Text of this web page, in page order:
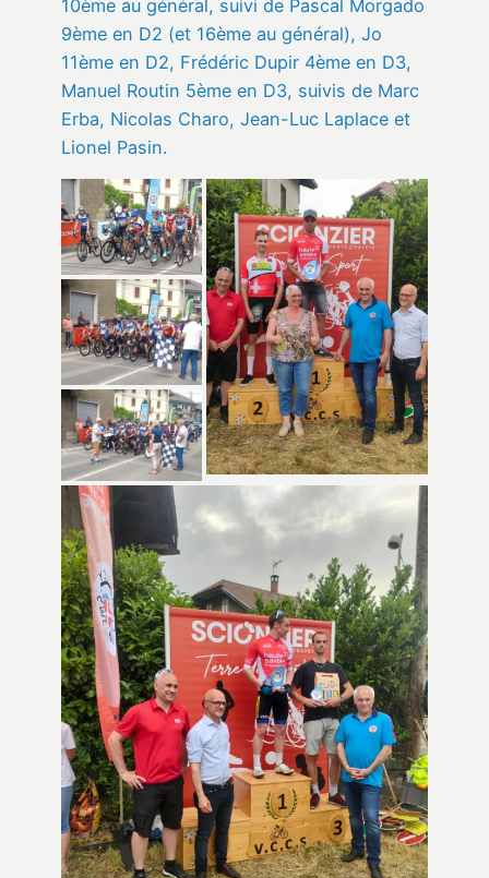
10ème au général, suivi de Pascal Morgado
9ème en D2 (et 16ème au général), Jo
11ème en D2, Frédéric Dupir 4ème en D3,
Manuel Routin 5ème en D3, suivis de Marc
Erba, Nicolas Charo, Jean-Luc Laplace et
Lionel Pasin.